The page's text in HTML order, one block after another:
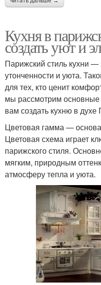
Кухня в
создать уют и
Парижский стиль кухни —
утонченности и уюта.
для тех, кто ценит
мы рассмотрим
вам создать кухню в
Цветовая гамма —
Цветовая схема играет
парижского стиля.
мягким, природным
атмосферу тепла и уюта.